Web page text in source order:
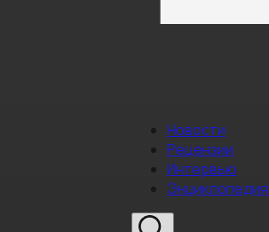
Новости
Рецензии
Интервью
Энциклопедия